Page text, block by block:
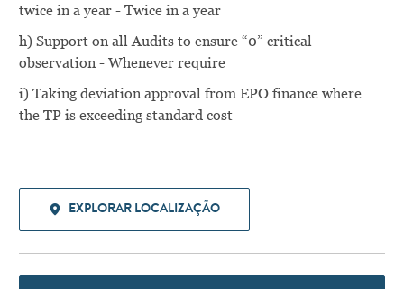
twice in a year - Twice in a year
h) Support on all Audits to ensure “0” critical
observation - Whenever require
i) Taking deviation approval from EPO finance where
the TP is exceeding standard cost
EXPLORAR LOCALIZAÇÃO